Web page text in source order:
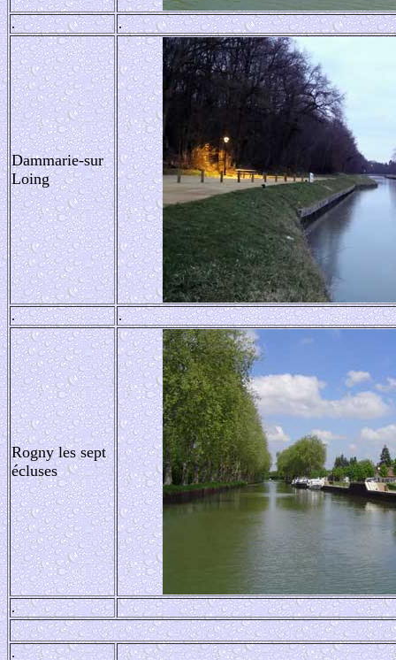
. .
Dammarie-sur
Loing
. .
Rogny les sept
écluses
.
.